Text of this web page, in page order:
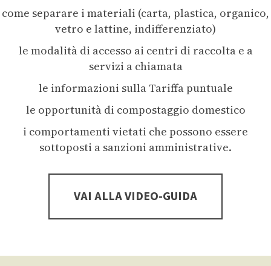
come separare i materiali (carta, plastica, organico,
vetro e lattine, indifferenziato)
le modalità di accesso ai centri di raccolta e a
servizi a chiamata
le informazioni sulla Tariffa puntuale
le opportunità di compostaggio domestico
i comportamenti vietati che possono essere
sottoposti a sanzioni amministrative.
VAI ALLA VIDEO-GUIDA